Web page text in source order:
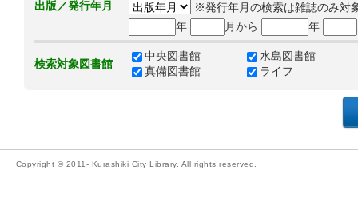
出版／発行年月
※発行年月の検索は雑誌のみ対
年
月から 年
検索対象図書館
中央図書館
水島図書館
真備図書館
ライフ
Copyright © 2011- Kurashiki City Library. All rights reserved.